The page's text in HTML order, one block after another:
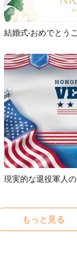
プ
結婚式-おめでとう
プ
もっと見る